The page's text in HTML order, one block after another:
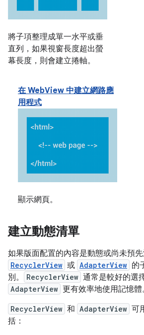
將子項整理成單一水平或垂
直列，如果視窗長度超出螢
幕長度，則會建立捲軸。
在 WebView 中建立網路應
用程式
顯示網頁。
建立動態清單
如果版面配置的內容是動態或尚未預
RecyclerView 或 AdapterView 的
別。
RecyclerView 通常是較好的選
AdapterView 更有效率地使用記憶體
RecyclerView 和 AdapterView 可
括：